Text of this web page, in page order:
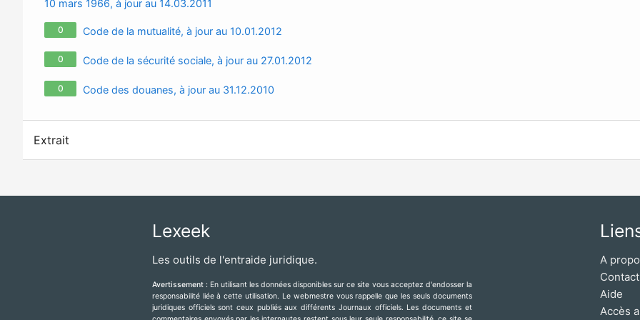
10 mars 1966, à jour au 14.03.2011
0 Code de la mutualité, à jour au 10.01.2012
0 Code de la sécurité sociale, à jour au 27.01.2012
0 Code des douanes, à jour au 31.12.2010
Extrait
Lexeek
Les outils de l'entraide juridique.
Avertissement : En utilisant les données disponibles sur ce site vous acceptez d'endosser la
responsabilité liée à cette utilisation. Le webmestre vous rappelle que les seuls documents
juridiques officiels sont ceux publiés aux différents Journaux officiels. Les documents et
A
Contact
Aide
Accès